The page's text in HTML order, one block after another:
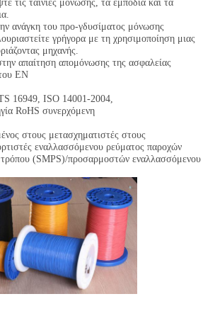
τις ταινίες μόνωσης, τα εμπόδια και τα
ανάγκη του προ-γδυσίματος μόνωσης
γρήγορα με τη χρησιμοποίηση μιας
μηχανής.
απαίτηση απομόνωσης της ασφαλείας
EN
16949, ISO 14001-2004,
RoHS συνερχόμενη
στους μετασχηματιστές στους
εναλλασσόμενου ρεύματος παροχών
τρόπου (SMPS)/προσαρμοστών εναλλασσόμενου